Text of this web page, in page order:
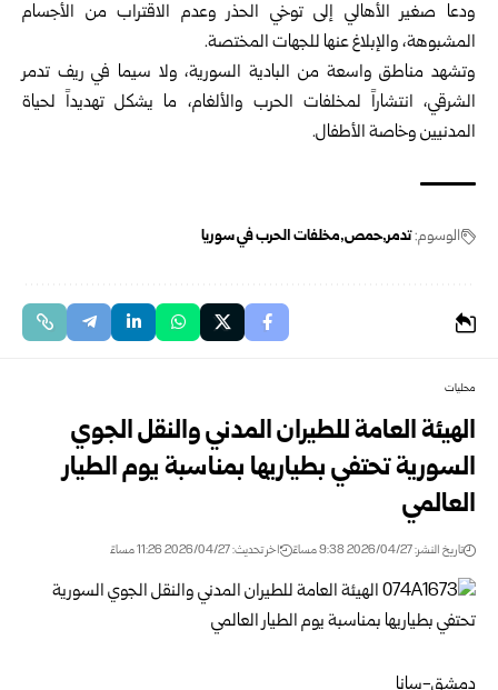
ودعا صغير الأهالي إلى توخي الحذر وعدم الاقتراب من الأجسام
المشبوهة، والإبلاغ عنها للجهات المختصة.
وتشهد مناطق واسعة من البادية السورية، ولا سيما في ريف تدمر
الشرقي، انتشاراً لمخلفات الحرب والألغام، ما يشكل تهديداً لحياة
المدنيين وخاصة الأطفال.
الوسوم:تدمر حمص مخلفات الحرب في سوريا
محليات
الهيئة العامة للطيران المدني والنقل الجوي
السورية تحتفي بطياريها بمناسبة يوم الطيار
العالمي
تاريخ النشر: 2026/04/27 9:38 مساءً اخر تحديث: 2026/04/27 11:26 مساءً